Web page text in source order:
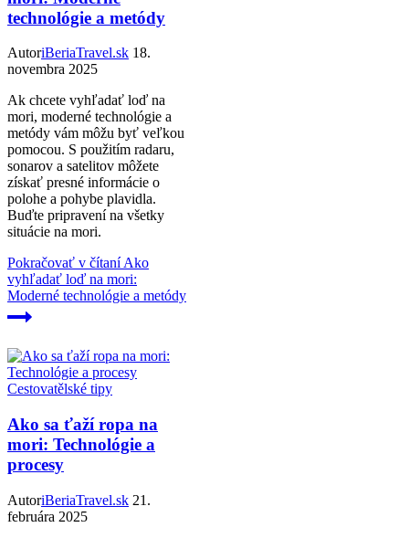
technológie a metódy
AutoriBeriaTravel.sk 18.
novembra 2025
Ak chcete vyhľadať loď na
mori, moderné technológie a
metódy vám môžu byť veľkou
pomocou. S použitím radaru,
sonarov a satelitov môžete
získať presné informácie o
polohe a pohybe plavidla.
Buďte pripravení na všetky
situácie na mori.
Pokračovať v čítaníAko
vyhľadať loď na mori:
Moderné technológie a metódy
Cestovatělské tipy
Ako sa ťaží ropa na
mori: Technológie a
procesy
AutoriBeriaTravel.sk 21.
februára 2025